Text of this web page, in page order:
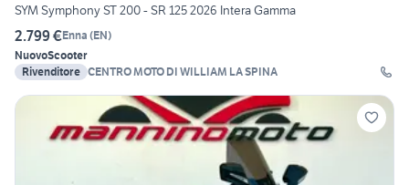
SYM Symphony ST 200 - SR 125 2026 Intera Gamma
2.799 €Enna (EN)
NuovoScooter
Rivenditore CENTRO MOTO DI WILLIAM LA SPINA